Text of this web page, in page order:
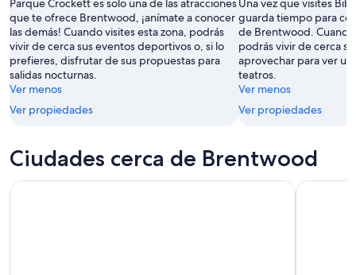
Parque Crockett es solo una de las atracciones
que te ofrece Brentwood, ¡anímate a conocer
las demás! Cuando visites esta zona, podrás
vivir de cerca sus eventos deportivos o, si lo
prefieres, disfrutar de sus propuestas para
salidas nocturnas.
Ver menos
Ver propiedades
Una vez que visites
guarda tiempo para
de Brentwood.
podrás vivir de cerca
aprovechar para ver
teatros.
Ver menos
Ver propiedades
Ciudades cerca de Brentwood